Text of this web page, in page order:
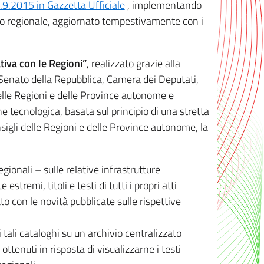
in Gazzetta Ufficiale, implementando
regionale, aggiornato tempestivamente con i
con le Regioni”, realizzato grazie alla
della Repubblica, Camera dei Deputati,
Regioni e delle Province autonome e
tecnologica, basata sul principio di una stretta
delle Regioni e delle Province autonome, la
– sulle relative infrastrutture
estremi, titoli e testi di tutti i propri atti
con le novità pubblicate sulle rispettive
cataloghi su un archivio centralizzato
in risposta di visualizzarne i testi